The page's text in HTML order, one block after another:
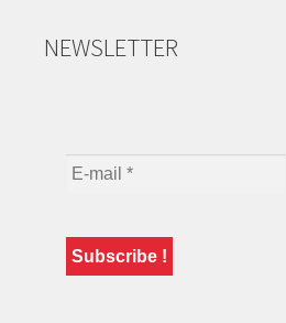
NEWSLETTER